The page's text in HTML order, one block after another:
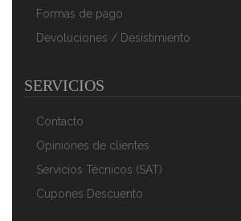
Formas de pago
Devoluciones / Desistimiento
SERVICIOS
Contacto
Opiniones de clientes
Servicios Técnicos (SAT)
Cupones Descuento